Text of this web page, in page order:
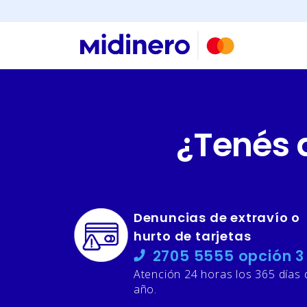
Consultá
Buscar
Denuncias de extravío o
hurto de tarjetas
2705 5555 opción 3
Atención 24 horas los 365 días
año.